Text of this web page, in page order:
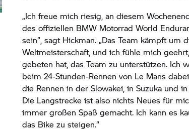
„Ich freue mich riesig, an diesem
des offiziellen BMW Motorrad World
sein“, sagt Hickman. „Das Team kämpft um
Weltmeisterschaft, und ich fühle mich
gebeten hat, das Team zu unterstützen. Ich
beim 24-Stunden-Rennen von Le Mans
die Rennen in der Slowakei, in Suzuka und
Die Langstrecke ist also nichts Neues für
immer großen Spaß gemacht. Ich kann es
das Bike zu steigen.“